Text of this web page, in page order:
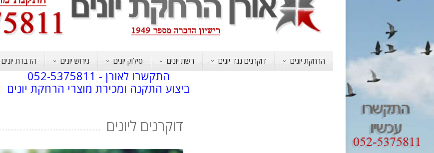
הרחקת יונים דוקרנים נגד יונים רשת יונים סילוק יונים גירוש יונים הדברת יונים
התקשרו לאורן - 052-5375811
ביצוע התקנה ומכירת מוצרי הרחקת יונים
דוקרנים ליונים